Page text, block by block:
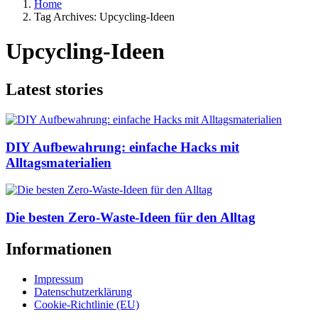
Home
Tag Archives: Upcycling-Ideen
Upcycling-Ideen
Latest stories
DIY Aufbewahrung: einfache Hacks mit
Alltagsmaterialien
Die besten Zero-Waste-Ideen für den Alltag
Informationen
Impressum
Datenschutzerklärung
Cookie-Richtlinie (EU)